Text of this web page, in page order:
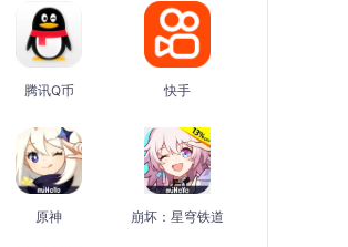
腾讯Q币 快手
原神 崩坏：星穹铁道